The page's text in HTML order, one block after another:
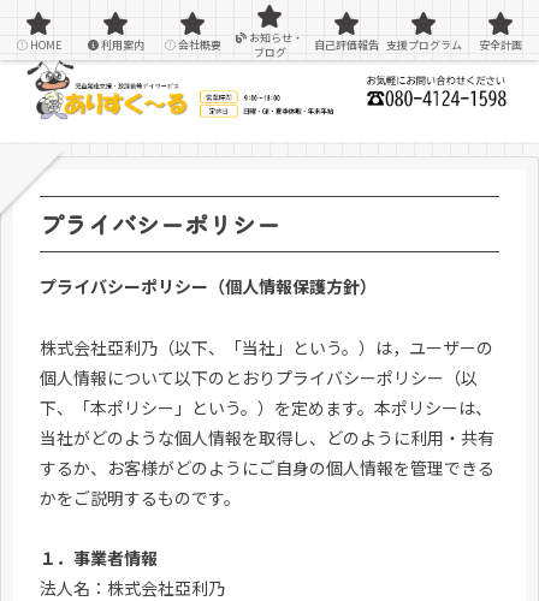
感覚統合療法を用いた療育＆支援
プライバシーポリシー
プライバシーポリシー（個人情報保護方針）
株式会社亞利乃（以下、「当社」という。）は，ユーザーの
個人情報について以下のとおりプライバシーポリシー（以
下、「本ポリシー」という。）を定めます。本ポリシーは、
当社がどのような個人情報を取得し、どのように利用・共有
するか、お客様がどのようにご自身の個人情報を管理できる
かをご説明するものです。
１．事業者情報
法人名：株式会社亞利乃
HOME 利用案内 会社概要
お知らせ・
ブログ
自己評価報告 支援プログラム 安全計画